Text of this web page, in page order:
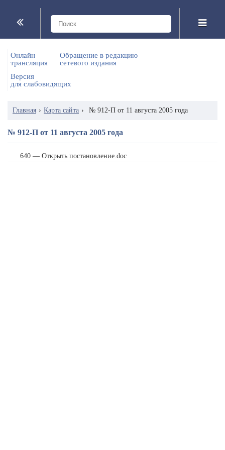
Онлайн
трансляция
Обращение в редакцию
сетевого издания
Версия
для слабовидящих
Главная › Карта сайта › № 912-П от 11 августа 2005 года
№ 912-П от 11 августа 2005 года
640 — Открыть постановление.doc